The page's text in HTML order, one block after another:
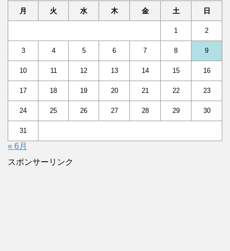
月 火 水 木 金 土 日
1 2
3 4 5 6 7 8 9
10 11 12 13 14 15 16
17 18 19 20 21 22 23
24 25 26 27 28 29 30
31
« 6月
スポンサーリンク